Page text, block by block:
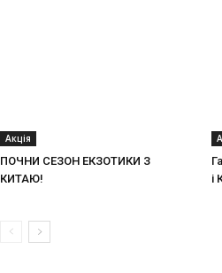
Акція
ПОЧНИ СЕЗОН ЕКЗОТИКИ З
КИТАЮ!
і